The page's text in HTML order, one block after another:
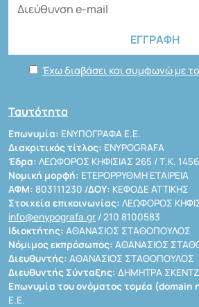
Έχω διαβάσει και συμφωνώ με
Ταυτότητα
Επωνυμία: ΕΝΥΠΟΓΡΑΦΑ Ε.Ε.
Διακριτικός τίτλος: ENYPOGRAFA
Έδρα: ΛΕΩΦΟΡΟΣ ΚΗΦΙΣΙΑΣ 265 / Τ.Κ.
Νομική μορφή: ΕΤΕΡΟΡΡΥΘΜΗ ΕΤΑΙΡΕΙΑ
ΑΦΜ: 803111230 /ΔΟΥ: ΚΕΦΟΔΕ ΑΤΤΙΚΗΣ
Στοιχεία επικοινωνίας: ΛΕΩΦΟΡΟΣ
info@enypografa.gr / 210 8100583
Ιδιοκτήτης: ΑΘΑΝΑΣΙΟΣ ΣΤΑΘΟΠΟΥΛΟΣ
Νόμιμος εκπρόσωπος: ΑΘΑΝΑΣΙΟΣ
Διευθυντής: ΑΘΑΝΑΣΙΟΣ ΣΤΑΘΟΠΟΥΛΟΣ
Διευθυντής Σύνταξης: ΔΗΜΗΤΡΑ
Επωνυμία του ονόματος τομέα (domain
Ε.Ε.